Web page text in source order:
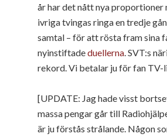
år har det nått nya proportioner
ivriga tvingas ringa en tredje
samtal – för att rösta fram sina
nyinstiftadeduellerna . SVT:s
rekord. Vi betalar ju för fan TV-
[UPDATE: Jag hade visst
massa pengar går till
är ju förstås strålande. Någon